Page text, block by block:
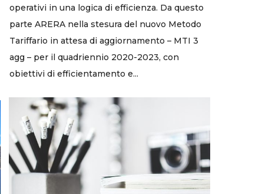
operativi in una logica di efficienza. Da questo
parte ARERA nella stesura del nuovo Metodo
Tariffario in attesa di aggiornamento – MTI 3
agg – per il quadriennio 2020-2023, con
obiettivi di efficientamento e...